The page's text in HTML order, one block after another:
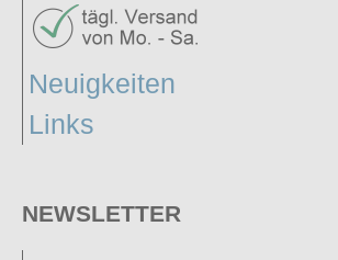
Neuigkeiten
Links
NEWSLETTER